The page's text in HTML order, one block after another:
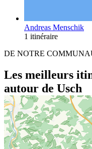
Andreas Menschik
1 itinéraire
DE NOTRE
Les meilleurs
autour de Usch